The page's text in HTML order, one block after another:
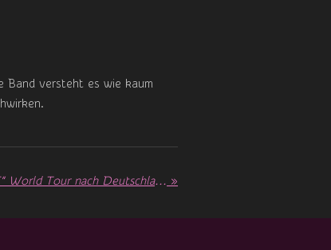
Band versteht es wie kaum
WONHO bringt „STAY AWAKE“ World Tour nach Deutschland »